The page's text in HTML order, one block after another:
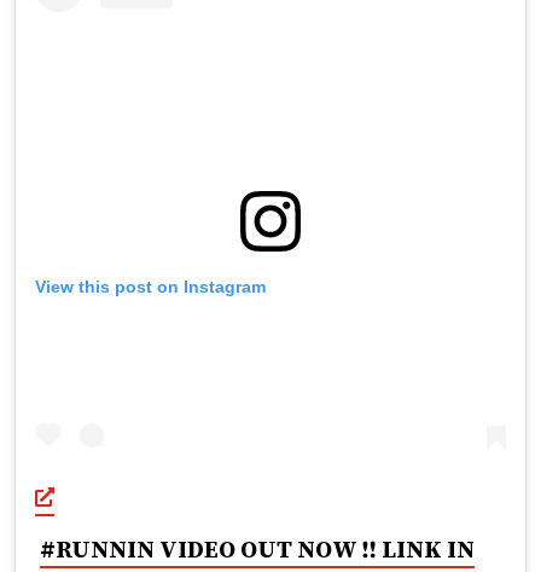
View this post on Instagram
#RUNNIN VIDEO OUT NOW ‼️ LINK IN